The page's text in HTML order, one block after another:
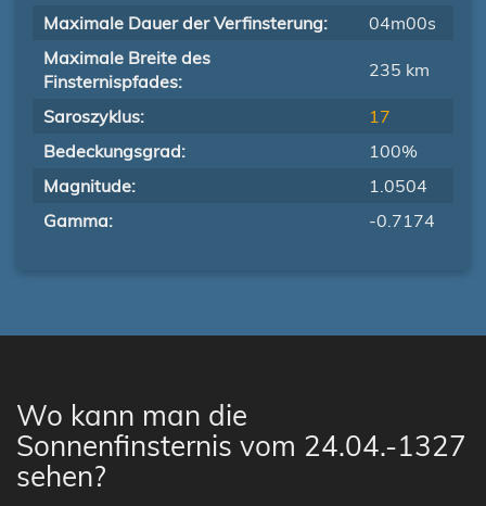
Maximale Dauer der Verfinsterung:
04m00s
Maximale Breite des
Finsternispfades:
235 km
Saroszyklus:
17
Bedeckungsgrad:
100%
Magnitude:
1.0504
Gamma:
-0.7174
Wo kann man die
Sonnenfinsternis vom 24.04.-1327
sehen?